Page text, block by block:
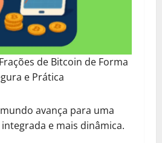
de Bitcoin de Forma
e Prática
avança para uma
e mais dinâmica.